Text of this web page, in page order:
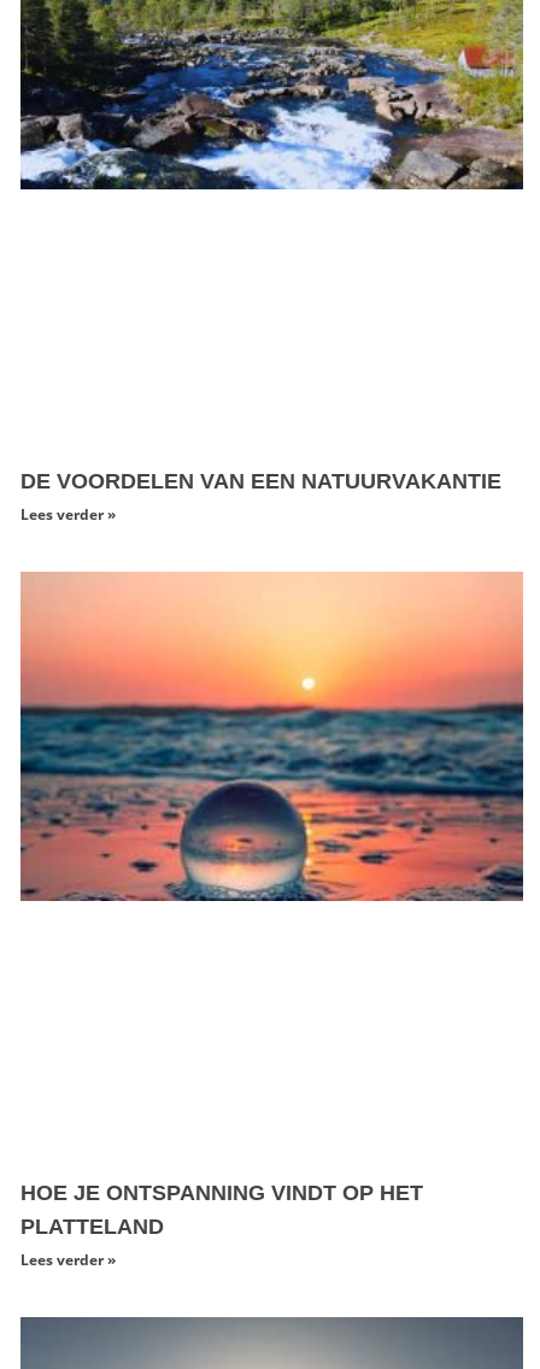
DE VOORDELEN VAN EEN NATUURVAKANTIE
Lees verder »
HOE JE ONTSPANNING VINDT OP HET
PLATTELAND
Lees verder »